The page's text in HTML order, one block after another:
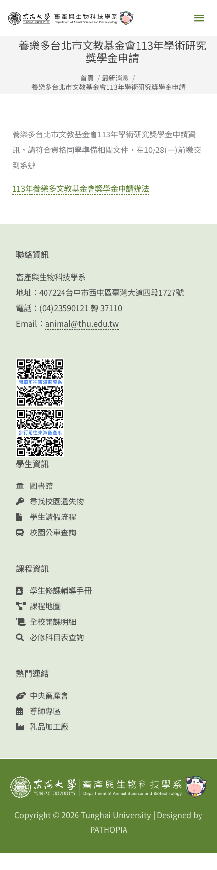
主
要
養樂多台北市文教基金會113年學術研究
獎學金申請
首頁
最新消息
養樂多台北市文教基金會113年學術研究獎學金申請
養樂多台北市文教基金會113年學術研究獎學金申請資
訊，請符合資格同學準備相關文件，在10/28(一)前繳交
到系辦
113年養樂多文教基金會獎學金申請辦法
聯絡資訊
畜產與生物科技學系
地址：407224台中市西屯區臺灣大道四段1727號
電話： (04)23590121 轉 37110
Email： animal@thu.edu.tw
學生資訊
圖書館
尋找校園遺失物
學生請假流程
校園公車查詢
課程資訊
學生修課輔導手冊
課程地圖
全校開課明細
必修科目表查詢
熱門連結
中央畜產會
導師專區
乳品加工廠
Copyright © 2026Tunghai University | Designed by
PATHOPIA